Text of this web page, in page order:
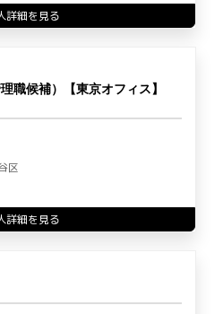
詳細を見る
職候補）【東京オフィス】
区
詳細を見る